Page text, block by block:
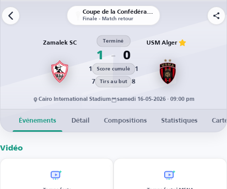
Coupe de la Confédération CAF
Finale - Match retour
Zamalek SC
1
Terminé
0
1 Score cumulé
1
7
Tirs au but 8
USM Alger
Cairo International Stadium samedi 16-05-2026 · 09:00 pm
Événements Détail Compositions Statistiques
Vidéo